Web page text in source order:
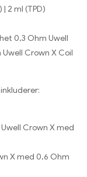
| 2 ml (TPD)
0,3 Ohm Uwell
Crown X Coil
Crown X med
X med 0,6 Ohm